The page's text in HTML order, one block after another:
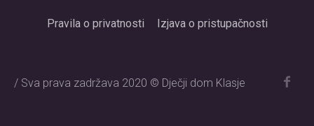
Pravila o privatnosti Izjava o pristupačnosti
/ Sva prava zadržava 2020 © Dječji dom Klasje